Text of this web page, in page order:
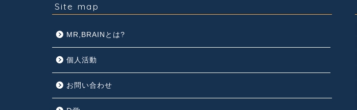
Site map
MR,BRAINとは?
個人活動
お問い合わせ